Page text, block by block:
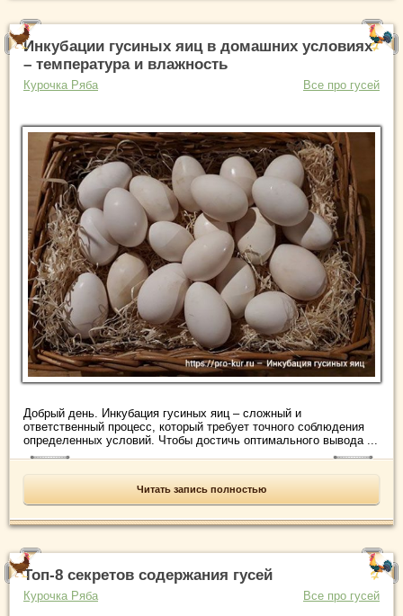
Инкубации гусиных яиц в домашних условиях
– температура и влажность
Курочка Ряба Все про гусей
Добрый день. Инкубация гусиных яиц – сложный и
ответственный процесс, который требует точного соблюдения
определенных условий. Чтобы достичь оптимального вывода ...
Читать запись полностью
Топ-8 секретов содержания гусей
Курочка Ряба Все про гусей